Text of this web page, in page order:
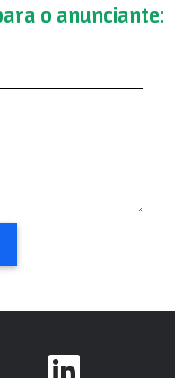
o anunciante: